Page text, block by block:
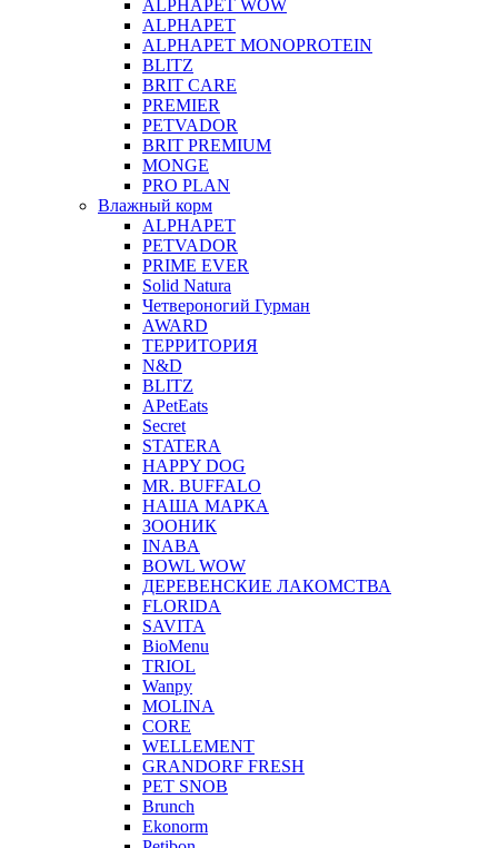
ALPHAPET WOW
ALPHAPET
ALPHAPET MONOPROTEIN
BLITZ
BRIT CARE
PREMIER
PETVADOR
BRIT PREMIUM
MONGE
PRO PLAN
Влажный корм
ALPHAPET
PETVADOR
PRIME EVER
Solid Natura
Четвероногий Гурман
AWARD
ТЕРРИТОРИЯ
N&D
BLITZ
APetEats
Secret
STATERA
HAPPY DOG
MR. BUFFALO
НАША МАРКА
ЗООНИК
INABA
BOWL WOW
ДЕРЕВЕНСКИЕ ЛАКОМСТВА
FLORIDA
SAVITA
BioMenu
TRIOL
Wanpy
MOLINA
CORE
WELLEMENT
GRANDORF FRESH
PET SNOB
Brunch
Ekonorm